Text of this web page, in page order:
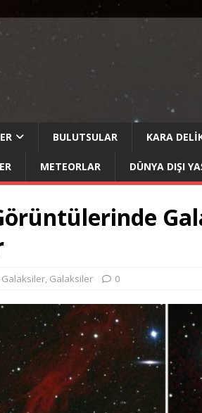
BULUTSULAR KARA
METEORLAR DÜNYA DIŞI
Galaksiler, Galaksiler 0